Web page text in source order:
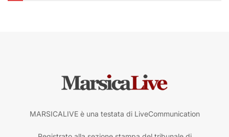
MARSICALIVE è una testata di LiveCommunication